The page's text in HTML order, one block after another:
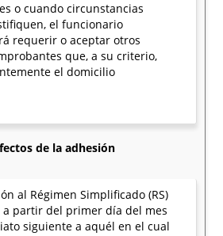
o cuando circunstancias
el funcionario
requerir o aceptar otros
que, a su criterio,
el domicilio
de la adhesión
al Régimen Simplificado (RS)
partir del primer día del mes
siguiente a aquél en el cual